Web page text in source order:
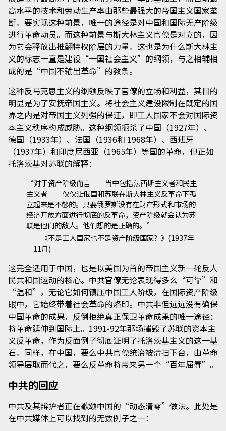
高水平的技术和劳动生产率由那些最强大的帝国主义国家垄
断。要实现这种前景，唯一的途径是对中国和国际无产阶级
进行革命动员。而这种前景与斯大林主义官僚是对立的，因
为它会释放出推翻特权阶层的力量。这也是为什么斯大林主
义的标志一直是建设“一国社会主义”的纲领，与之相辅相
成的是“中国不输出革命”的教条。
这种反马克思主义的纲领反映了官僚的立场和利益，其目的
明显是为了安抚帝国主义。将社会主义建设限制在既定的国
界之内是对帝国主义列强的保证，即工人国家不会对国际资
本主义秩序构成威胁。这种纲领扼杀了中国（1927年）、
德国（1933年）、法国（1936和 1968年）、西班牙
（1937年）和印度尼西亚（1965年）等国的革命，但正如
托洛茨基对苏联的解释：
“对于资产阶级而言——当中包括法西斯主义者和民主
主义者——仅仅让俄国和苏联在斯大林主义反革命下孤
立起来是不够的。只要俄罗斯没有在财产形式和市场的
经济开放方面进行彻底的反革命，资产阶级就会认为苏
联是他们的敌人。他们想的是正确的。”
——《不是工人国家也不是资产阶级国家？》(1937年
11月)
这完全适用于中国，也是以美国为首的帝国主义新一轮反人
民共和国运动的核心。中共官僚无论表现得多么“可靠”和
“温和”，无论它如何镇压中国工人阶级，在国际资产阶级
眼中，它始终带着社会革命的烙印。中共非但远远没有确保
中国革命的成果，反倒拒绝真正保卫革命成果的唯一途径：
将革命延伸到国际上。1991-92年那场摧毁了苏联的资本主
义反革命，作为反面例子彻底证明了托洛茨基主义的这一基
石。同样，在中国，要么中共官僚统治被清扫下台，由革命
领导层取而代之，要么反革命将带来另一个“百年屈辱”。
中共的回应
中共及其辩护者正在歌颂中国的“动态清零”做法。此处是
在中共媒体上可以找到的无数例子之一：